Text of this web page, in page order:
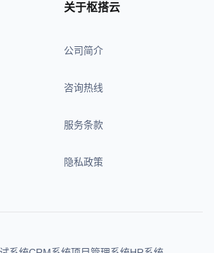
关于枢搭云
公司简介
咨询热线
服务条款
隐私政策